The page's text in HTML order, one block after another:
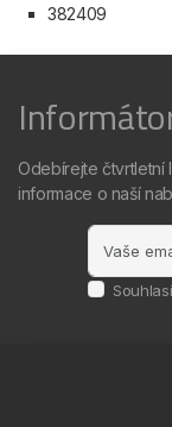
382409
Odebírejte čtvrtletní
informace o naší